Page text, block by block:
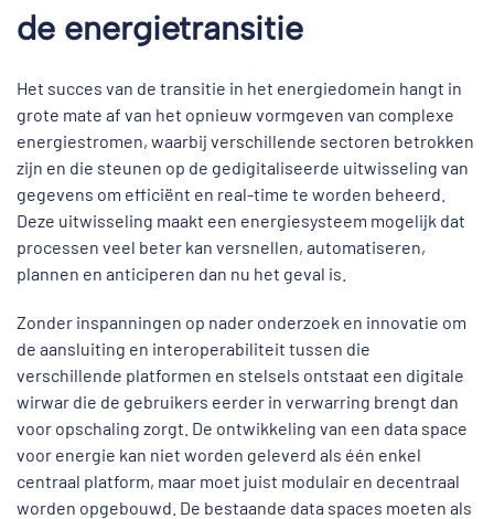
de energietransitie
Het succes van de transitie in het energiedomein hangt in
grote mate af van het opnieuw vormgeven van complexe
energiestromen, waarbij verschillende sectoren betrokken
zijn en die steunen op de gedigitaliseerde uitwisseling van
gegevens om efficiënt en real-time te worden beheerd.
Deze uitwisseling maakt een energiesysteem mogelijk dat
processen veel beter kan versnellen, automatiseren,
plannen en anticiperen dan nu het geval is.
Zonder inspanningen op nader onderzoek en innovatie om
de aansluiting en interoperabiliteit tussen die
verschillende platformen en stelsels ontstaat een digitale
wirwar die de gebruikers eerder in verwarring brengt dan
voor opschaling zorgt. De ontwikkeling van een data space
voor energie kan niet worden geleverd als één enkel
centraal platform, maar moet juist modulair en decentraal
worden opgebouwd. De bestaande data spaces moeten als